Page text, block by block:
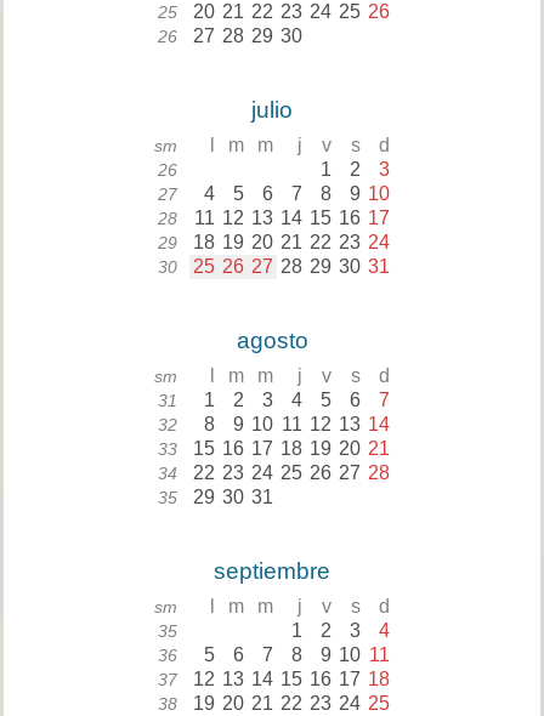
25 20 21 22 23 24 25 26
26 27 28 29 30
julio
sm m m j v s d
26 1 2 3
27 4 5 6 7 8 9 10
28 11 12 13 14 15 16 17
29 18 19 20 21 22 23 24
30 25 26 27 28 29 30 31
agosto
sm m m j v s d
31 1 2 3 4 5 6 7
32 8 9 10 11 12 13 14
33 15 16 17 18 19 20 21
34 22 23 24 25 26 27 28
35 29 30 31
septiembre
sm m m j v s d
35 1 2 3 4
36 5 6 7 8 9 10 11
37 12 13 14 15 16 17 18
38 19 20 21 22 23 24 25